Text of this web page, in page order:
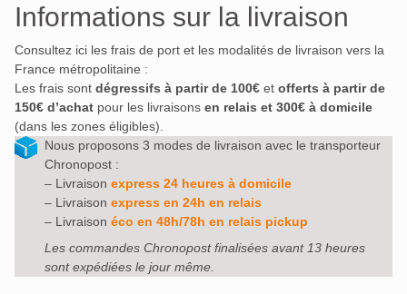
Informations sur la livraison
Consultez ici les frais de port et les modalités de livraison vers la
France métropolitaine :
Les frais sont dégressifs à partir de 100€ et offerts à partir de
150€ d’achat pour les livraisons en relais et 300€ à domicile
(dans les zones éligibles).
Nous proposons 3 modes de livraison avec le transporteur
Chronopost :
– Livraison express 24 heures à domicile
– Livraison express en 24h en relais
– Livraison éco en 48h/78h en relais pickup
Les commandes Chronopost finalisées avant 13 heures
sont expédiées le jour même.